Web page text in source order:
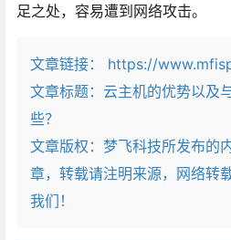
足之处，容易遭到网络攻击。
文章链接：
https://
文章标题： 云主机的优势以及
些？
文章版权：梦飞科技所发布的
章，转载请注明来源，网络转
我们！